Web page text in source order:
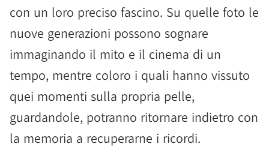
con un loro preciso fascino. Su quelle foto le
nuove generazioni possono sognare
immaginando il mito e il cinema di un
tempo, mentre coloro i quali hanno vissuto
quei momenti sulla propria pelle,
guardandole, potranno ritornare indietro con
la memoria a recuperarne i ricordi.